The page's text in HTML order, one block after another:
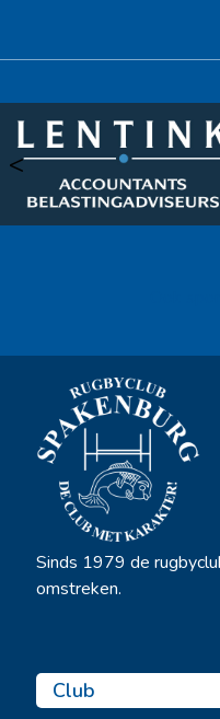
<
Sinds 1979 de
omstreken.
Club